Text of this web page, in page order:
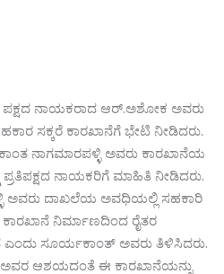
ನಾಯಕರಾದ ಆರ್.ಅಶೋಕ ಅವರು
ಸಕ್ಕರೆ ಕಾರಖಾನೆಗೆ ಭೇಟಿ ನೀಡಿದರು.
ನಾಗಮಾರಪಳ್ಳಿ ಅವರು ಕಾರಖಾನೆಯ
ನಾಯಕರಿಗೆ ಮಾಹಿತಿ ನೀಡಿದರು.
ಅವರು ದಾಖಲೆಯ ಅವಧಿಯಲ್ಲಿ ಸಹಕಾರಿ
ಕಾರಖಾನೆ ನಿರ್ಮಾಣದಿಂದ ರೈತರ
ಎಂದು ಸೂರ್ಯಕಾಂತ್ ಅವರು ತಿಳಿಸಿದರು.
ಅವರ ಆಶಯದಂತೆ ಈ ಕಾರಖಾನೆಯನ್ನು